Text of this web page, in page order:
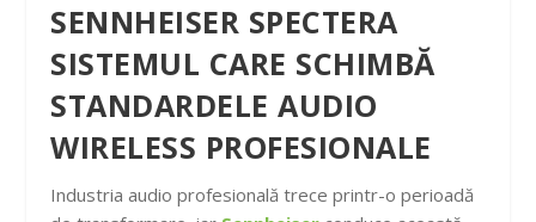
SENNHEISER SPECTERA
SISTEMUL CARE SCHIMBĂ
STANDARDELE AUDIO
WIRELESS PROFESIONALE
Industria audio profesională trece printr-o perioadă